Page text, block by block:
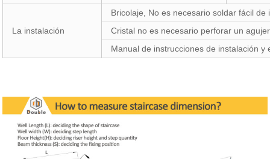
La instalación
Bricolaje, No es necesario soldar fácil de
Cristal no es necesario perforar un
Manual de instrucciones de instalación